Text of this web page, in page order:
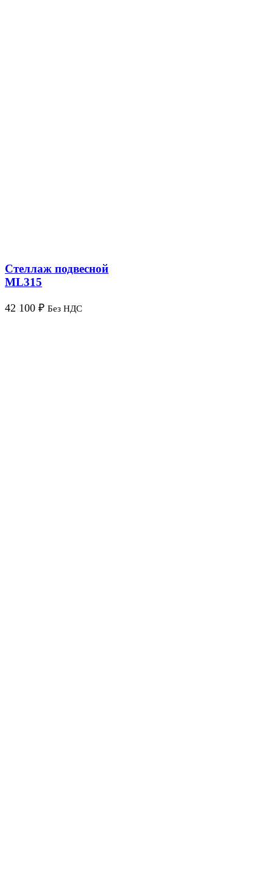
Стеллаж подвесной
ML315
42 100 ₽ Без НДС